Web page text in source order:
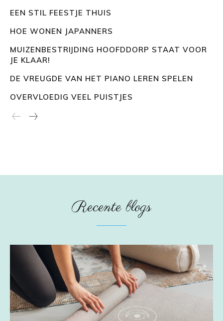
EEN STIL FEESTJE THUIS
HOE WONEN JAPANNERS
MUIZENBESTRIJDING HOOFDDORP STAAT VOOR
JE KLAAR!
DE VREUGDE VAN HET PIANO LEREN SPELEN
OVERVLOEDIG VEEL PUISTJES
Recente blogs